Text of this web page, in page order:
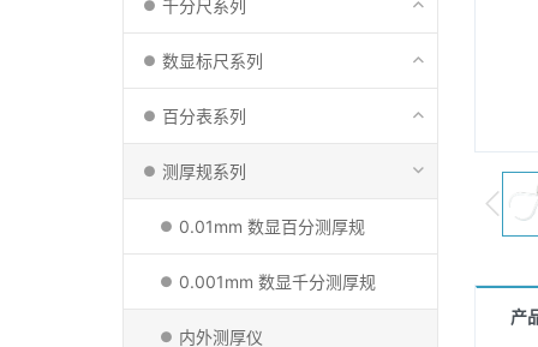
千分尺系列
数显标尺系列
百分表系列
测厚规系列
0.01mm 数显百分测厚规
0.001mm 数显千分测厚规
内外测厚仪
产